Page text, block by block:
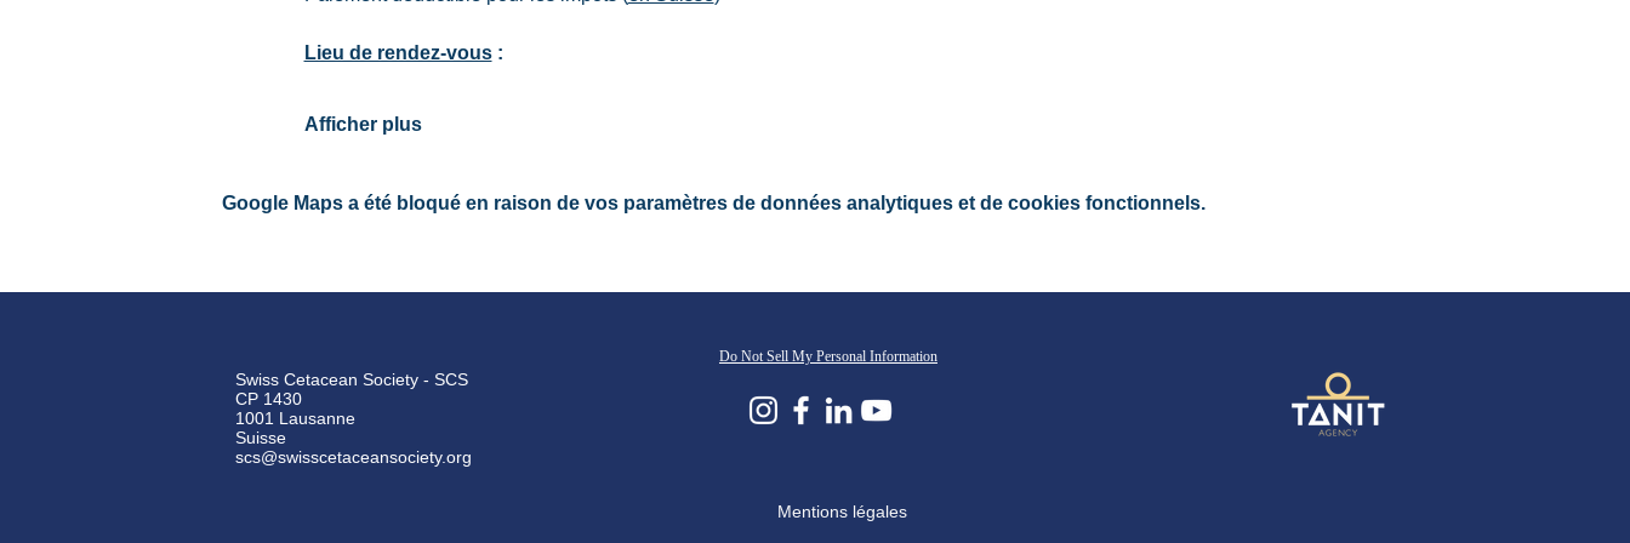
Lieu de rendez-vous :
Afficher plus
Google Maps a été bloqué en raison de vos paramètres de données analytiques et de cookies fonctionnels.
Do Not Sell My Personal Information
Swiss Cetacean Society - SCS
CP 1430
1001 Lausanne
Suisse
scs@swisscetaceansociety.org
Mentions légales